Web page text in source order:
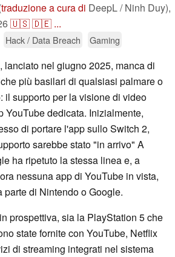
traduzione a cura di DeepL / Ninh Duy),
🇺🇸🇩🇪 ...
Hack / Data Breach Gaming
lanciato nel giugno 2025, manca di
più basilari di qualsiasi palmare o
il supporto per la visione di video
YouTube dedicata. Inizialmente,
di portare l'app sullo Switch 2,
sarebbe stato "in arrivo" A
ha ripetuto la stessa linea e, a
nessuna app di YouTube in vista,
parte di Nintendo o Google.
prospettiva, sia la PlayStation 5 che
state fornite con YouTube, Netflix
di streaming integrati nel sistema